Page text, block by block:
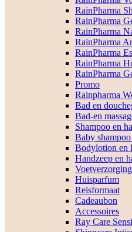
RainPharma
RainPharma
RainPharma
RainPharma
RainPharma
RainPharma
RainPharma
Promo
Rainpharma
Bad en
Bad-en
Shampoo en
Baby
Bodylotion en
Handzeep en
Voetverzorging
Huisparfum
Reisformaat
Cadeaubon
Accessoires
Ray Care